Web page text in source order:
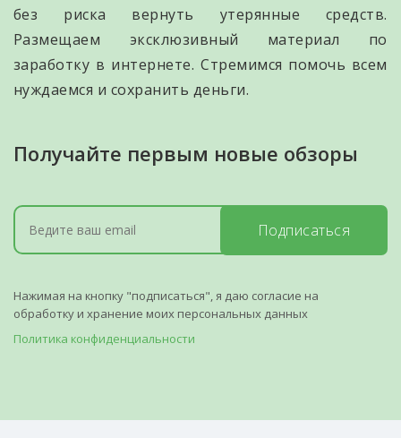
без риска вернуть утерянные средств.
Размещаем эксклюзивный материал по
заработку в интернете. Стремимся помочь всем
нуждаемся и сохранить деньги.
Получайте первым новые обзоры
Подписаться
Нажимая на кнопку "подписаться", я даю согласие на
обработку и хранение моих персональных данных
Политика конфиденциальности